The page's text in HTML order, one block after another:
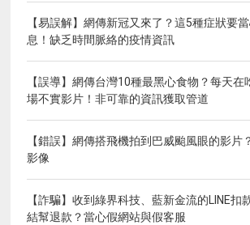
【易誤解】網傳新冠又來了？這5種症狀要
息！缺乏時間脈絡的疫情資訊
【誤導】網傳台灣10種最黑心食物？每天在
場不實影片！非可靠的資訊獲取管道
【錯誤】網傳搭飛機拍到巴威颱風眼的影片
影像
【詐騙】收到綠界科技、藍新金流的LINE扣
結幫退款？當心假網站與假客服